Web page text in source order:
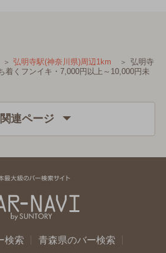
弘明寺駅(神奈川県)周辺1km
弘明寺
着くフンイキ・7,000円以上～10,000円未
関連ページ
検索
青森県のバー検索